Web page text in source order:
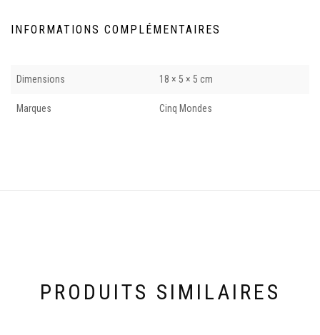
INFORMATIONS COMPLÉMENTAIRES
Dimensions 18 × 5 × 5 cm
Marques Cinq Mondes
PRODUITS SIMILAIRES